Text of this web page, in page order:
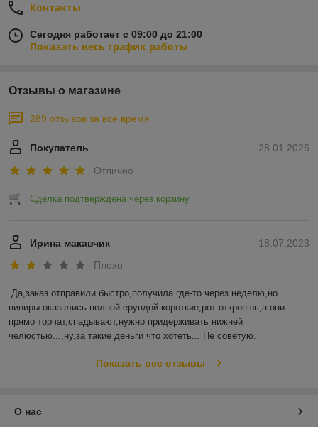
Контакты
Сегодня работает с 09:00 до 21:00
Показать весь график работы
Отзывы о магазине
289 отзывов за всё время
28.01.2026
Покупатель
Отлично
Сделка подтверждена через корзину
18.07.2023
Ирина макавчик
Плохо
Да,заказ отправили быстро,получила где-то через неделю,но
виниры оказались полной ерундой:короткие,рот откроешь,а они
прямо торчат,спадывают,нужно придерживать нижней
челюстью...,ну,за такие деньги что хотеть... Не советую.
Показать все отзывы
О нас